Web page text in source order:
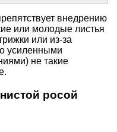
внедрению
или молодые листья
или из-за
усиленными
не такие
росой